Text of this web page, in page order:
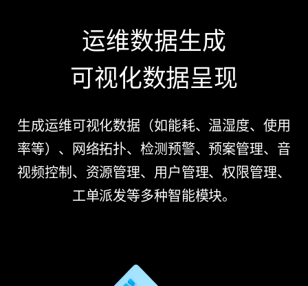
运维数据生成
可视化数据呈现
生成运维可视化数据（如能耗、温湿度、使用
率等）、网络拓扑、检测预警、预案管理、音
视频控制、资源管理、用户管理、权限管理、
工单派发等多种智能模块。